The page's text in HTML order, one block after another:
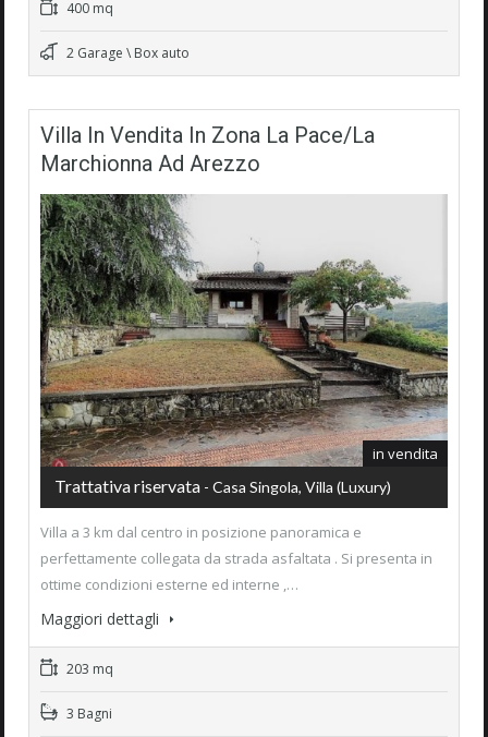
400 mq
2 Garage \ Box auto
Villa In Vendita In Zona La Pace/La
Marchionna Ad Arezzo
in vendita
Trattativa riservata - Casa Singola, Villa (luxury)
Villa a 3 km dal centro in posizione panoramica e
perfettamente collegata da strada asfaltata . Si presenta in
ottime condizioni esterne ed interne ,…
Maggiori dettagli
203 mq
3 Bagni